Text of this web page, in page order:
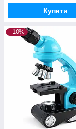
Купити
–10%